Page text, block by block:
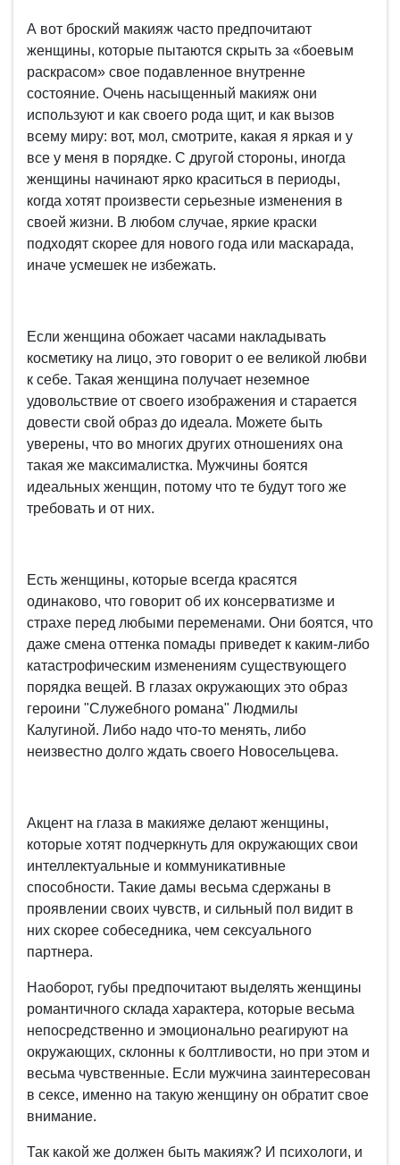
А вот броский макияж часто предпочитают
женщины, которые пытаются скрыть за «боевым
раскрасом» свое подавленное внутренне
состояние. Очень насыщенный макияж они
используют и как своего рода щит, и как вызов
всему миру: вот, мол, смотрите, какая я яркая и у
все у меня в порядке. С другой стороны, иногда
женщины начинают ярко краситься в периоды,
когда хотят произвести серьезные изменения в
своей жизни. В любом случае, яркие краски
подходят скорее для нового года или маскарада,
иначе усмешек не избежать.
Если женщина обожает часами накладывать
косметику на лицо, это говорит о ее великой любви
к себе. Такая женщина получает неземное
удовольствие от своего изображения и старается
довести свой образ до идеала. Можете быть
уверены, что во многих других отношениях она
такая же максималистка. Мужчины боятся
идеальных женщин, потому что те будут того же
требовать и от них.
Есть женщины, которые всегда красятся
одинаково, что говорит об их консерватизме и
страхе перед любыми переменами. Они боятся, что
даже смена оттенка помады приведет к каким-либо
катастрофическим изменениям существующего
порядка вещей. В глазах окружающих это образ
героини "Служебного романа" Людмилы
Калугиной. Либо надо что-то менять, либо
неизвестно долго ждать своего Новосельцева.
Акцент на глаза в макияже делают женщины,
которые хотят подчеркнуть для окружающих свои
интеллектуальные и коммуникативные
способности. Такие дамы весьма сдержаны в
проявлении своих чувств, и сильный пол видит в
них скорее собеседника, чем сексуального
партнера.
Наоборот, губы предпочитают выделять женщины
романтичного склада характера, которые весьма
непосредственно и эмоционально реагируют на
окружающих, склонны к болтливости, но при этом и
весьма чувственные. Если мужчина заинтересован
в сексе, именно на такую женщину он обратит свое
внимание.
Так какой же должен быть макияж? И психологи, и